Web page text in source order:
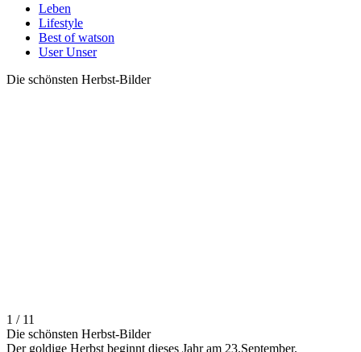
Leben
Lifestyle
Best of watson
User Unser
Die schönsten Herbst-Bilder
1 / 11
Die schönsten Herbst-Bilder
Der goldige Herbst beginnt dieses Jahr am 23.September.